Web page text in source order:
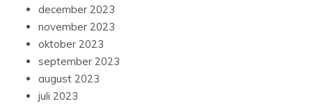
december 2023
november 2023
oktober 2023
september 2023
august 2023
juli 2023